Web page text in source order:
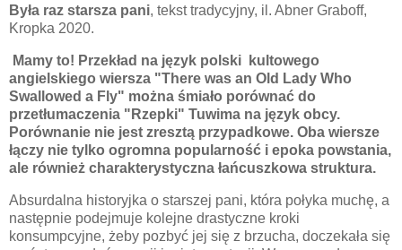
Była raz starsza pani, tekst tradycyjny, il. Abner Graboff,
Kropka 2020.
Mamy to! Przekład na język polski kultowego
angielskiego wiersza "There was an Old Lady Who
Swallowed a Fly" można śmiało porównać do
przetłumaczenia "Rzepki" Tuwima na język obcy.
Porównanie nie jest zresztą przypadkowe. Oba wiersze
łączy nie tylko ogromna popularność i epoka powstania,
ale również charakterystyczna łańcuszkowa struktura.
Absurdalna historyjka o starszej pani, która połyka muchę, a
następnie podejmuje kolejne drastyczne kroki
konsumpcyjne, żeby pozbyć jej się z brzucha, doczekała się